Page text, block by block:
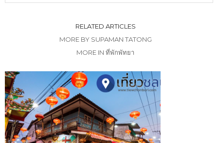
RELATED ARTICLES
MORE BY SUPAMAN TATONG
MORE IN ที่พักพัทยา